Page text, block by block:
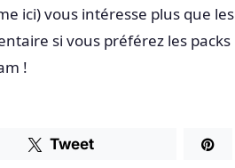
ici) vous intéresse plus que les
si vous préférez les packs
!
Tweet